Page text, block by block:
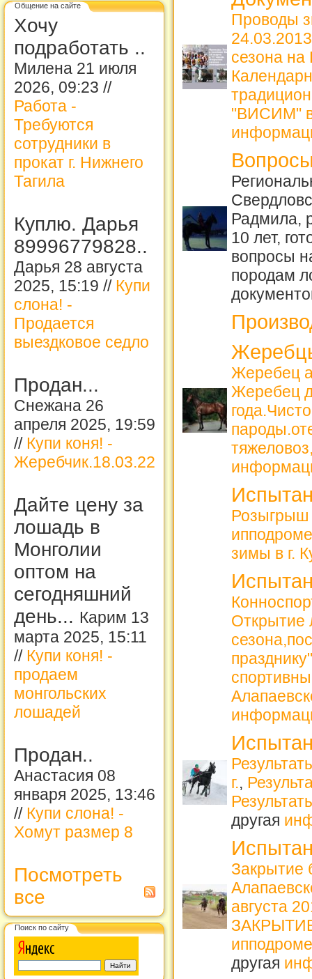
Общение на сайте
Хочу
подработать ..
Милена 21 июля
2026, 09:23 //
Работа -
Требуются
сотрудники в
прокат г. Нижнего
Тагила
Куплю. Дарья
89996779828..
Дарья 28 августа
2025, 15:19 // Купи
слона! -
Продается
выездковое седло
Продан...
Снежана 26
апреля 2025, 19:59
// Купи коня! -
Жеребчик.18.03.22
Дайте цену за
лошадь в
Монголии
оптом на
сегодняшний
день... Карим 13
марта 2025, 15:11
// Купи коня! -
продаем
монгольских
лошадей
Продан..
Анастасия 08
января 2025, 13:46
// Купи слона! -
Хомут размер 8
Посмотреть
все
Поиск по сайту
Проводы
24.03.2013
сезона
"ВИСИМ" в
Радмила,
10 лет,
вопросы
породам
Жеребец
Жеребец
Розыгрыш
зимы в г.
Открытие
г.,
другая
Закрытие
августа
ЗАКРЫТИЕ
другая